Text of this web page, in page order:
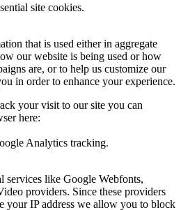
site cookies.
that is used either in aggregate
our website is being used or how
are, or to help us customize our
in order to enhance your experience.
your visit to our site you can
here:
Analytics tracking.
services like Google Webfonts,
providers. Since these providers
your IP address we allow you to block